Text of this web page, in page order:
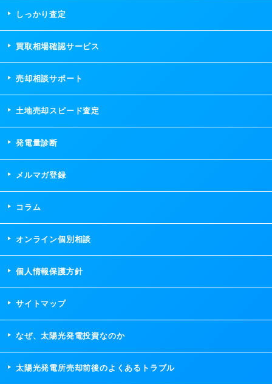
しっかり査定
買取相場確認サービス
売却相談サポート
土地売却スピード査定
発電量診断
メルマガ登録
コラム
オンライン個別相談
個人情報保護方針
サイトマップ
なぜ、太陽光発電投資なのか
太陽光発電所売却前後のよくあるトラブル